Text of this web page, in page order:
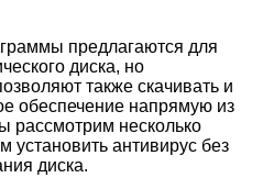
предлагаются для
диска, но
также скачивать и
обеспечение напрямую из
рассмотрим несколько
установить антивирус без
диска.